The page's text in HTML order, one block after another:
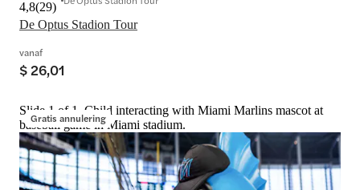
De Optus Stadion Tour
4,8(29)
vanaf
$ 26,01
Gratis annulering
Slide 1 of 1, Child interacting with Miami Marlins mascot at
baseball game in Miami stadium.